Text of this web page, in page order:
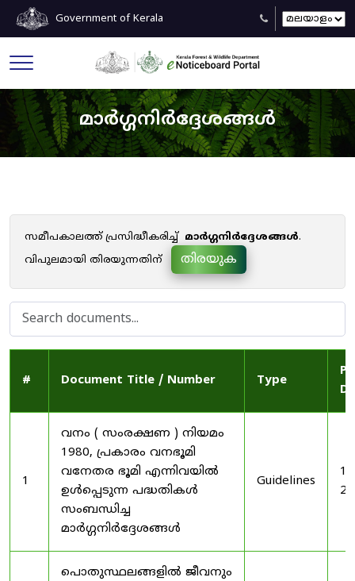
Government of Kerala
മാർഗ്ഗനിർദ്ദേശങ്ങൾ
സമീപകാലത്ത് പ്രസിദ്ധീകരിച്ച് മാർഗ്ഗനിർദ്ദേശങ്ങൾ.
വിപുലമായി തിരയുന്നതിന്
തിരയുക
# Document Title / Number Type
1
വനം ( സംരക്ഷണ ) നിയമം
1980, പ്രകാരം വനഭൂമി
വനേതര ഭൂമി എന്നിവയിൽ
ഉൾപ്പെടുന്ന പദ്ധതികൾ
സംബന്ധിച്ച
മാർഗ്ഗനിർദ്ദേശങ്ങൾ
Guidelines
പൊതുസ്ഥലങ്ങളിൽ ജീവനും